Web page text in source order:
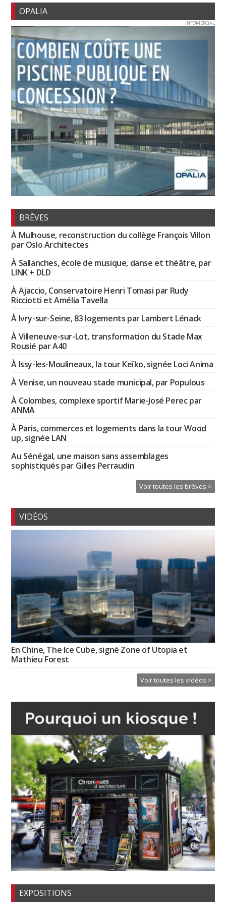
OPALIA
INFOMERCIAL
BRÈVES
À Mulhouse, reconstruction du collège François Villon
par Oslo Architectes
À Sallanches, école de musique, danse et théâtre, par
LINK + DLD
À Ajaccio, Conservatoire Henri Tomasi par Rudy
Ricciotti et Amélia Tavella
À Ivry-sur-Seine, 83 logements par Lambert Lénack
À Villeneuve-sur-Lot, transformation du Stade Max
Rousié par A40
À Issy-les-Moulineaux, la tour Keïko, signée Loci Anima
À Venise, un nouveau stade municipal, par Populous
À Colombes, complexe sportif Marie-José Perec par
ANMA
À Paris, commerces et logements dans la tour Wood
up, signée LAN
Au Sénégal, une maison sans assemblages
sophistiqués par Gilles Perraudin
Voir toutes les brèves >
VIDÉOS
En Chine, The Ice Cube, signé Zone of Utopia et
Mathieu Forest
Voir toutes les vidéos >
EXPOSITIONS